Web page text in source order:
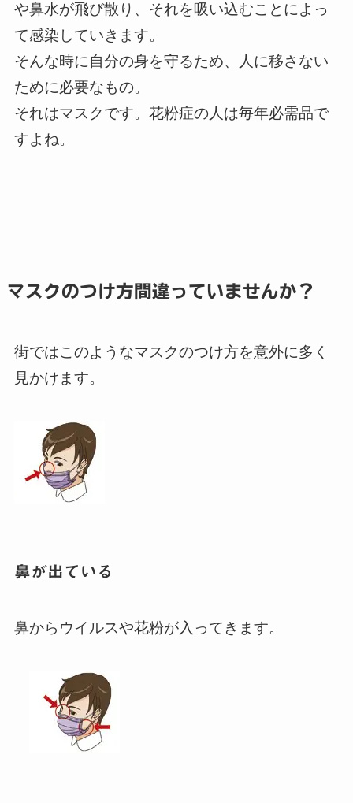
や鼻水が飛び散り、それを吸い込むことによっ
て感染していきます。
そんな時に自分の身を守るため、人に移さない
ために必要なもの。
それはマスクです。花粉症の人は毎年必需品で
すよね。
マスクのつけ方間違っていませんか？
街ではこのようなマスクのつけ方を意外に多く
見かけます。
鼻が出ている
鼻からウイルスや花粉が入ってきます。